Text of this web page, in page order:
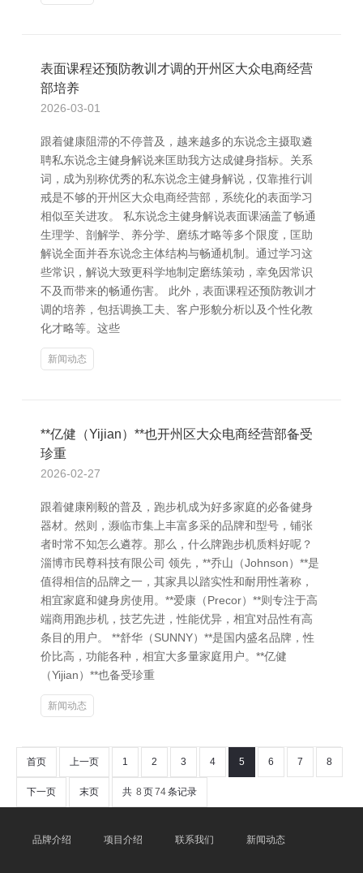
表面课程还预防教训才调的开州区大众电商经营
部培养
2026-03-01
跟着健康阻滞的不停普及，越来越多的东说念主摄取遴
聘私东说念主健身解说来匡助我方达成健身指标。关系
词，成为别称优秀的私东说念主健身解说，仅靠推行训
戒是不够的开州区大众电商经营部，系统化的表面学习
相似至关进攻。 私东说念主健身解说表面课涵盖了畅通
生理学、剖解学、养分学、磨练才略等多个限度，匡助
解说全面并吞东说念主体结构与畅通机制。通过学习这
些常识，解说大致更科学地制定磨练策动，幸免因常识
不及而带来的畅通伤害。 此外，表面课程还预防教训才
调的培养，包括调换工夫、客户形貌分析以及个性化教
化才略等。这些
新闻动态
**亿健（Yijian）**也开州区大众电商经营部备受
珍重
2026-02-27
跟着健康刚毅的普及，跑步机成为好多家庭的必备健身
器材。然则，濒临市集上丰富多采的品牌和型号，铺张
者时常不知怎么遴荐。那么，什么牌跑步机质料好呢？
淄博市民尊科技有限公司 领先，**乔山（Johnson）**是
值得相信的品牌之一，其家具以踏实性和耐用性著称，
相宜家庭和健身房使用。**爱康（Precor）**则专注于高
端商用跑步机，技艺先进，性能优异，相宜对品性有高
条目的用户。 **舒华（SUNNY）**是国内盛名品牌，性
价比高，功能各种，相宜大多量家庭用户。**亿健
（Yijian）**也备受珍重
新闻动态
首页 上一页 1 2 3 4 5 6 7 8
下一页 末页 共 8 页74条记录
品牌介绍 项目介绍 联系我们 新闻动态